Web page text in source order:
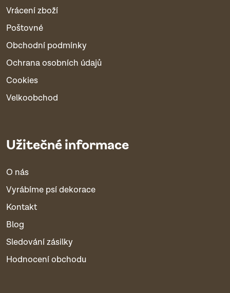
Vrácení zboží
Poštovné
Obchodní podmínky
Ochrana osobních údajů
Cookies
Velkoobchod
Užitečné informace
O nás
Vyrábíme psí dekorace
Kontakt
Blog
Sledování zásilky
Hodnocení obchodu